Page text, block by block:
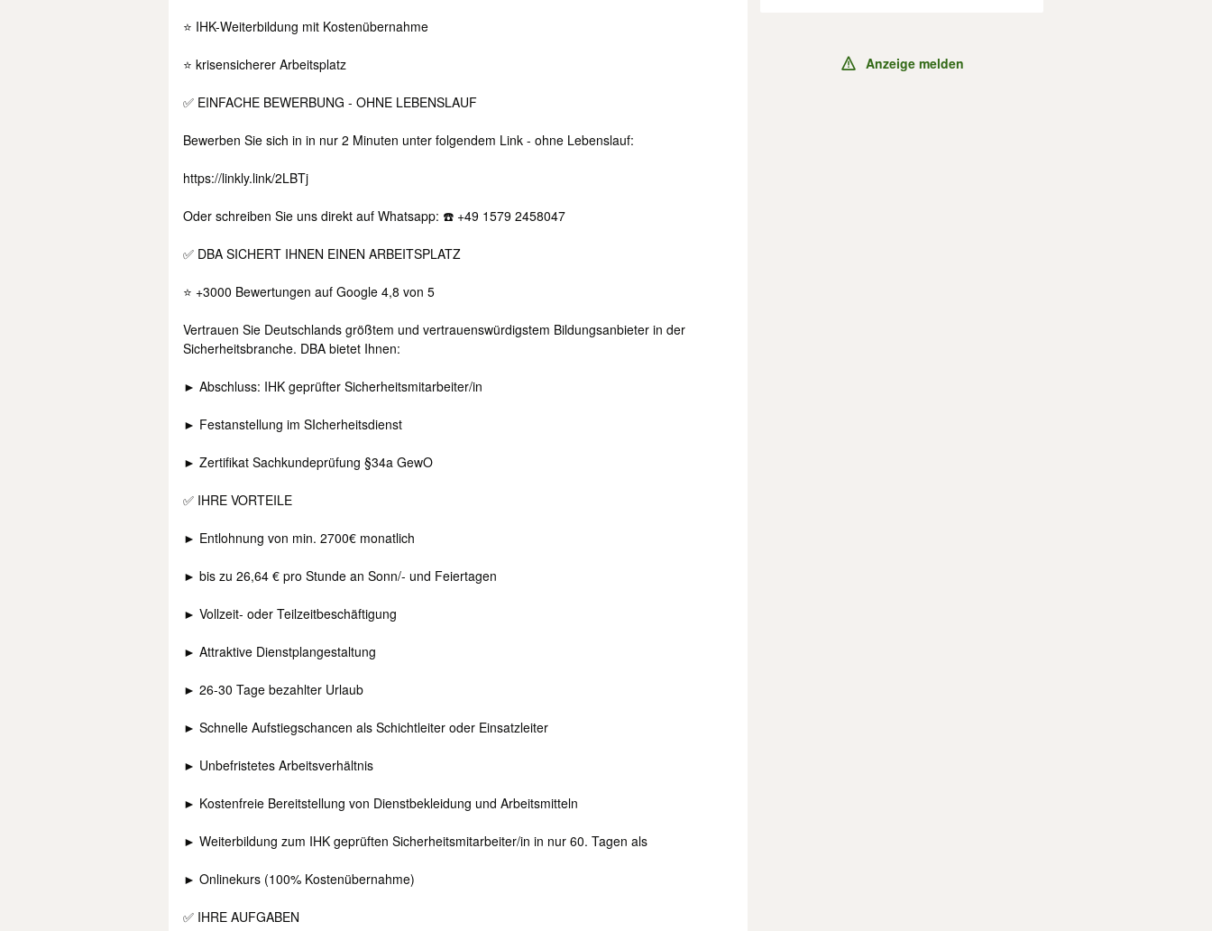
⭐ IHK-Weiterbildung mit Kostenübernahme
⭐ krisensicherer Arbeitsplatz
✅ EINFACHE BEWERBUNG - OHNE LEBENSLAUF
Bewerben Sie sich in in nur 2 Minuten unter folgendem Link - ohne Lebenslauf:
https://linkly.link/2LBTj
Oder schreiben Sie uns direkt auf Whatsapp: ☎️ +49 1579 2458047
✅ DBA SICHERT IHNEN EINEN ARBEITSPLATZ
⭐ +3000 Bewertungen auf Google 4,8 von 5
Vertrauen Sie Deutschlands größtem und vertrauenswürdigstem Bildungsanbieter in der
Sicherheitsbranche. DBA bietet Ihnen:
► Abschluss: IHK geprüfter Sicherheitsmitarbeiter/in
► Festanstellung im SIcherheitsdienst
► Zertifikat Sachkundeprüfung §34a GewO
✅ IHRE VORTEILE
► Entlohnung von min. 2700€ monatlich
► bis zu 26,64 € pro Stunde an Sonn/- und Feiertagen
► Vollzeit- oder Teilzeitbeschäftigung
► Attraktive Dienstplangestaltung
► 26-30 Tage bezahlter Urlaub
► Schnelle Aufstiegschancen als Schichtleiter oder Einsatzleiter
► Unbefristetes Arbeitsverhältnis
► Kostenfreie Bereitstellung von Dienstbekleidung und Arbeitsmitteln
► Weiterbildung zum IHK geprüften Sicherheitsmitarbeiter/in in nur 60. Tagen als
► Onlinekurs (100% Kostenübernahme)
✅ IHRE AUFGABEN
Anzeige melden